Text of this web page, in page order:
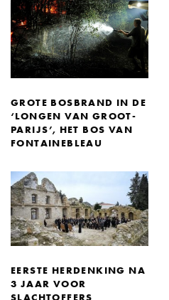
GROTE BOSBRAND IN DE
‘LONGEN VAN GROOT-
PARIJS’, HET BOS VAN
FONTAINEBLEAU
EERSTE HERDENKING NA
3 JAAR VOOR
SLACHTOFFERS